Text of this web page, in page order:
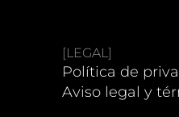
[LEGAL]
Política de
Aviso legal y